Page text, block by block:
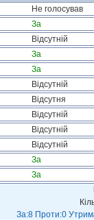
Не голосував
За
Відсутній
За
За
Відсутній
Відсутня
Відсутній
Відсутній
Відсутній
За
За
За:8 Проти:0